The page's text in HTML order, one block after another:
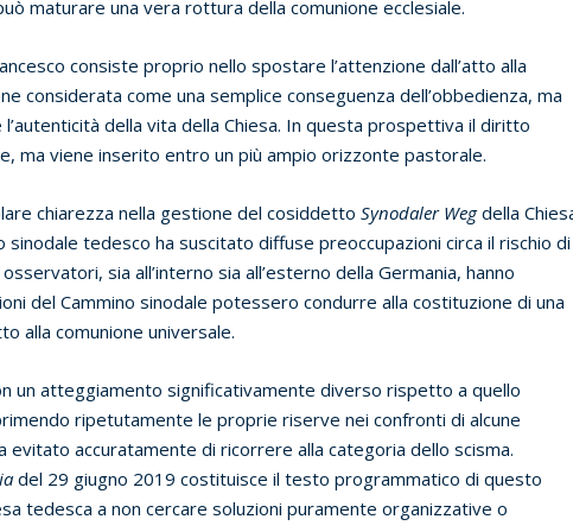
maturare una vera rottura della comunione ecclesiale.
consiste proprio nello spostare l’attenzione dall’atto alla
considerata come una semplice conseguenza dell’obbedienza, ma
della vita della Chiesa. In questa prospettiva il diritto
ma viene inserito entro un più ampio orizzonte pastorale.
chiarezza nella gestione del cosiddettoSynodaler Wegdella
tedesco ha suscitato diffuse preoccupazioni circa il rischio di
sia all’interno sia all’esterno della Germania, hanno
del Cammino sinodale potessero condurre alla costituzione di una
alla comunione universale.
un atteggiamento significativamente diverso rispetto a quello
ripetutamente le proprie riserve nei confronti di alcune
evitato accuratamente di ricorrere alla categoria dello scisma.
del 29 giugno 2019 costituisce il testo programmatico di questo
tedesca a non cercare soluzioni puramente organizzative o